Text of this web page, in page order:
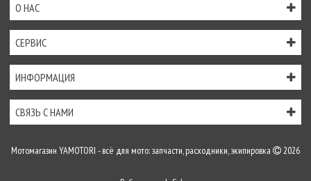
О НАС
СЕРВИС
ИНФОРМАЦИЯ
СВЯЗЬ С НАМИ
Мотомагазин YAMOTORI - всё для мото: запчасти, расходники, экипировка 2026